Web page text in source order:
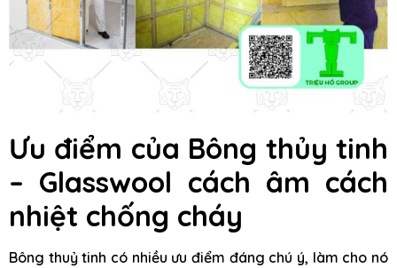
Ưu điểm của Bông thủy tinh
– Glasswool cách âm cách
nhiệt chống cháy
Bông thuỷ tinh có nhiều ưu điểm đáng chú ý, làm cho nó